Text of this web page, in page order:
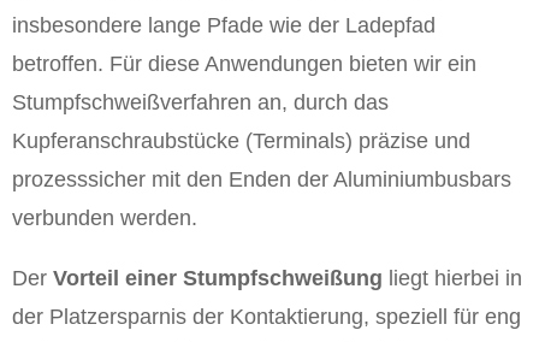
insbesondere lange Pfade wie der Ladepfad
betroffen. Für diese Anwendungen bieten wir ein
Stumpfschweißverfahren an, durch das
Kupferanschraubstücke (Terminals) präzise und
prozesssicher mit den Enden der Aluminiumbusbars
verbunden werden.
Der Vorteil einer Stumpfschweißung liegt hierbei in
der Platzersparnis der Kontaktierung, speziell für eng